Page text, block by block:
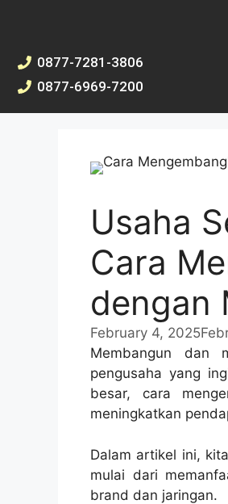
0877-7281-3806
0877-6969-7200
Usaha
Cara
dengan
February 4, 2025
Membangun dan
pengusaha yang
besar, cara
meningkatkan
Dalam artikel ini,
mulai dari
brand dan jaringan.